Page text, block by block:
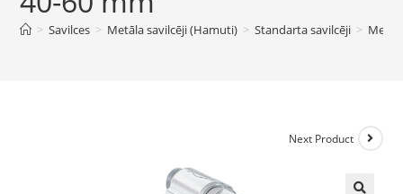
> Savilces > Metāla savilcēji (Hamuti) > Standarta savilcēji >
Next Product